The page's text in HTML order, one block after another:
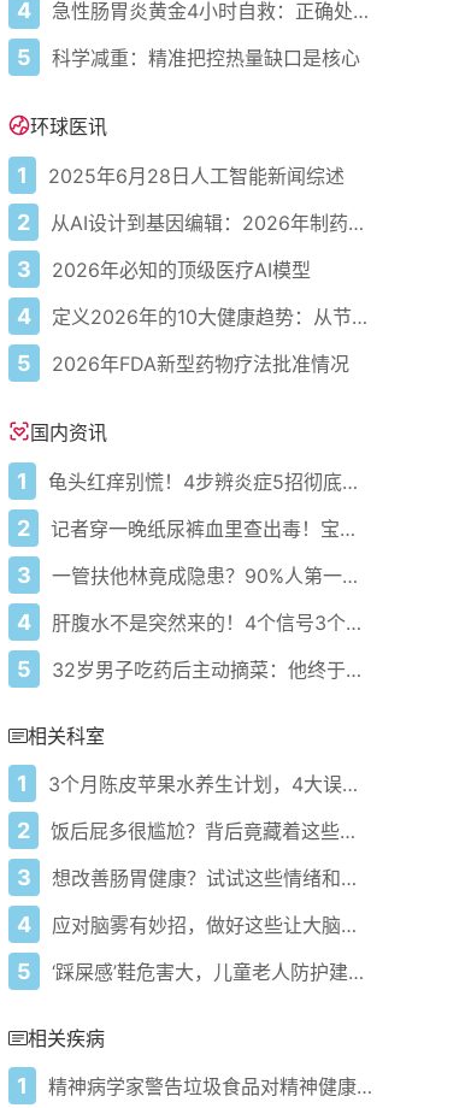
4 急性肠胃炎黄金4小时自救：正确处置与误区避坑关键
5 科学减重：精准把控热量缺口是核心
环球医讯
1 2025年6月28日人工智能新闻综述
2 从AI设计到基因编辑：2026年制药领域重大突破
3 2026年必知的顶级医疗AI模型
4 定义2026年的10大健康趋势：从节律健康到冷热交替疗法
5 2026年FDA新型药物疗法批准情况
国内资讯
1 龟头红痒别慌！4步辨炎症5招彻底防复发
2 记者穿一晚纸尿裤血里查出毒！宝宝血液浓度竟是成人的5倍？
3 一管扶他林竟成隐患？90%人第一步就错了！
4 肝腹水不是突然来的！4个信号3个管理要点别等肚子鼓起来
5 32岁男子吃药后主动摘菜：他终于活过来了？
相关科室
1 3个月陈皮苹果水养生计划，4大误区你避开了吗？
2 饭后屁多很尴尬？背后竟藏着这些健康秘密！
3 想改善肠胃健康？试试这些情绪和生活调节建议！
4 应对脑雾有妙招，做好这些让大脑重焕活力！
5 ‘踩屎感’鞋危害大，儿童老人防护建议赶紧看！
相关疾病
1 精神病学家警告垃圾食品对精神健康的危害！